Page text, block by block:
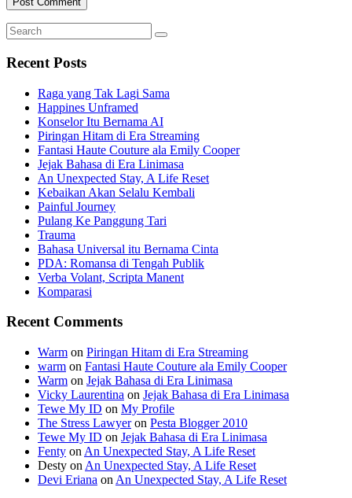
Search
for:
Search
Recent Posts
Raga yang Tak Lagi Sama
Happines Unframed
Konselor Itu Bernama AI
Piringan Hitam di Era Streaming
Fantasi Haute Couture ala Emily Cooper
Jejak Bahasa di Era Linimasa
An Unexpected Stay, A Life Reset
Kebaikan Akan Selalu Kembali
Painful Journey
Pulang Ke Panggung Tari
Trauma
Bahasa Universal itu Bernama Cinta
PDA: Romansa di Tengah Publik
Verba Volant, Scripta Manent
Komparasi
Recent Comments
Warm on Piringan Hitam di Era Streaming
warm on Fantasi Haute Couture ala Emily Cooper
Warm on Jejak Bahasa di Era Linimasa
Vicky Laurentina on Jejak Bahasa di Era Linimasa
Tewe My ID on My Profile
The Stress Lawyeron Pesta Blogger 2010
Tewe My ID on Jejak Bahasa di Era Linimasa
Fenty on An Unexpected Stay, A Life Reset
Desty on An Unexpected Stay, A Life Reset
Devi Eriana on An Unexpected Stay, A Life Reset